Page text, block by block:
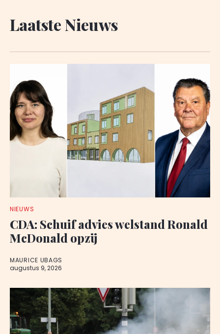
Laatste Nieuws
NIEUWS
CDA: Schuif advies welstand Ronald
McDonald opzij
MAURICE UBAGS
augustus 9, 2026